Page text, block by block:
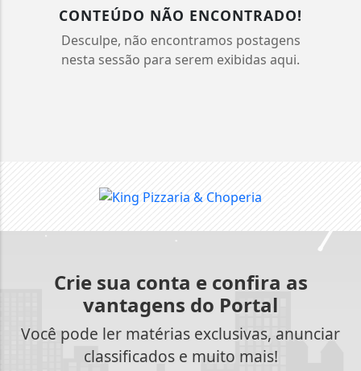
CONTEÚDO NÃO ENCONTRADO!
Desculpe, não encontramos postagens
nesta sessão para serem exibidas aqui.
Crie sua conta e confira as
vantagens do Portal
Você pode ler matérias exclusivas, anunciar
classificados e muito mais!